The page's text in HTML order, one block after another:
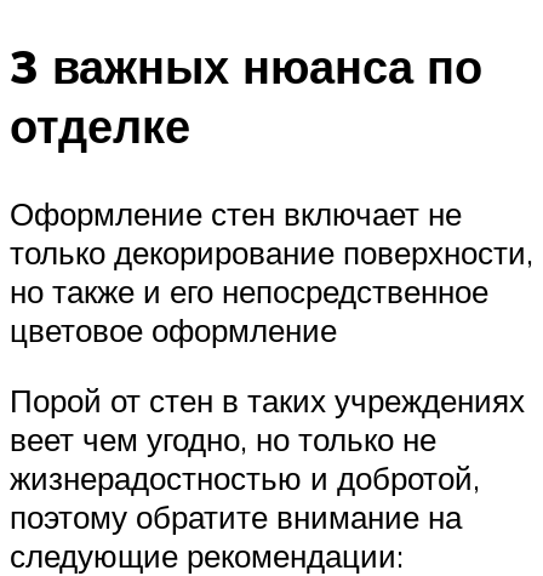
3 важных нюанса по
отделке
Оформление стен включает не
только декорирование поверхности,
но также и его непосредственное
цветовое оформление
Порой от стен в таких учреждениях
веет чем угодно, но только не
жизнерадостностью и добротой,
поэтому обратите внимание на
следующие рекомендации: